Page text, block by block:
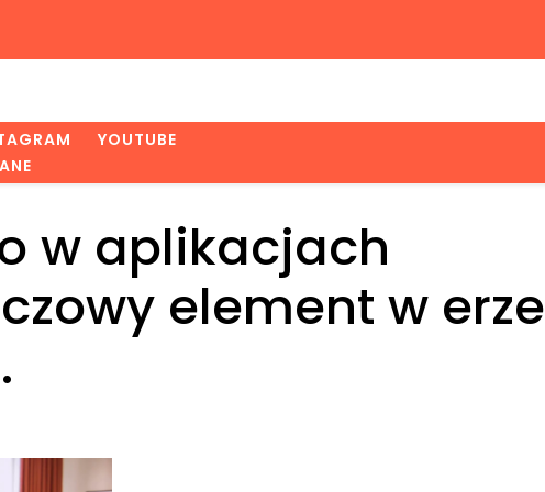
YOUTUBE
w aplikacjach
element w erze